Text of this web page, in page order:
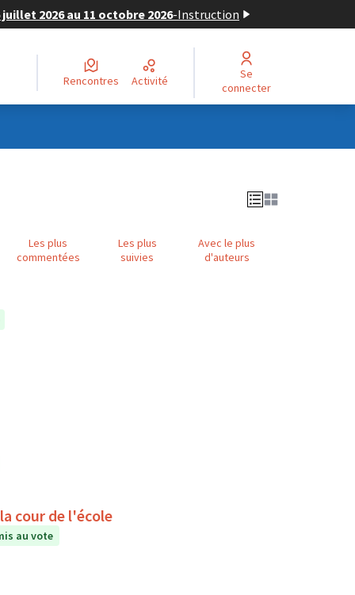
2026 au 11 octobre 2026-Instruction
Rencontres Activité
Se
connecter
Les plus
commentées
Les plus
suivies
Avec le plus
d'auteurs
cour de l'école
au vote